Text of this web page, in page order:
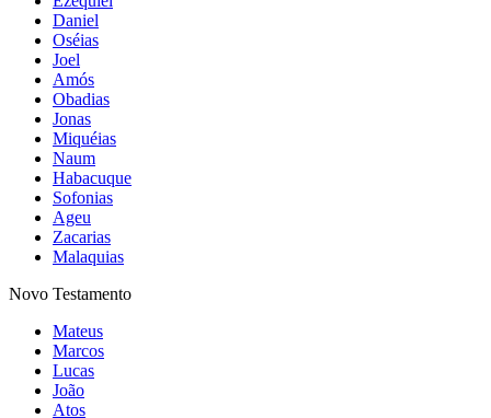
Daniel
Oséias
Joel
Amós
Obadias
Jonas
Miquéias
Naum
Habacuque
Sofonias
Ageu
Zacarias
Malaquias
Novo Testamento
Mateus
Marcos
Lucas
João
Atos